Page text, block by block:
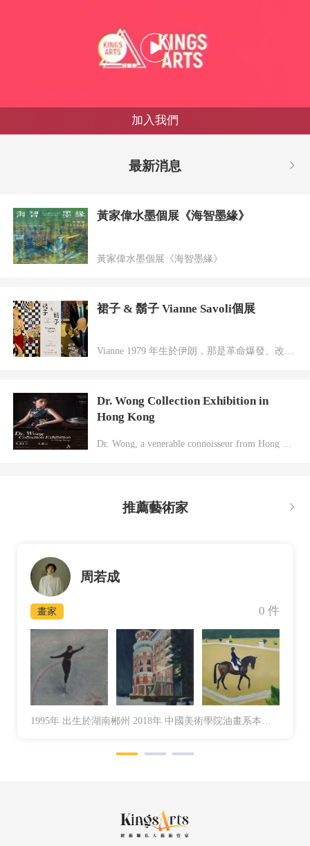
加入我們
最新消息
黃家偉水墨個展《海智墨緣》
黃家偉水墨個展《海智墨緣》
裙子 & 鬍子 Vianne Savoli個展
Vianne 1979 年生於伊朗，那是革命爆發、改變民族命運的一年。年幼的她早已經歷戰亂和多次離散，並在不同地方生活。她和父母曾移居到荷蘭，成年後的她到巴黎繼續學業。Vianne 完成經濟及社會學學位後，在不同國際的銀行交易所工作多年後，才成為專業藝術家。
Dr. Wong Collection Exhibition in
Hong Kong
推薦藝術家
周若成
畫家 0 件